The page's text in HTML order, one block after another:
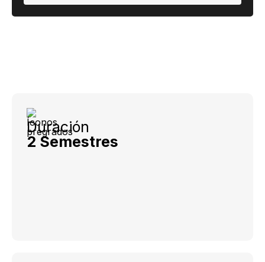
Duración
2 Semestres